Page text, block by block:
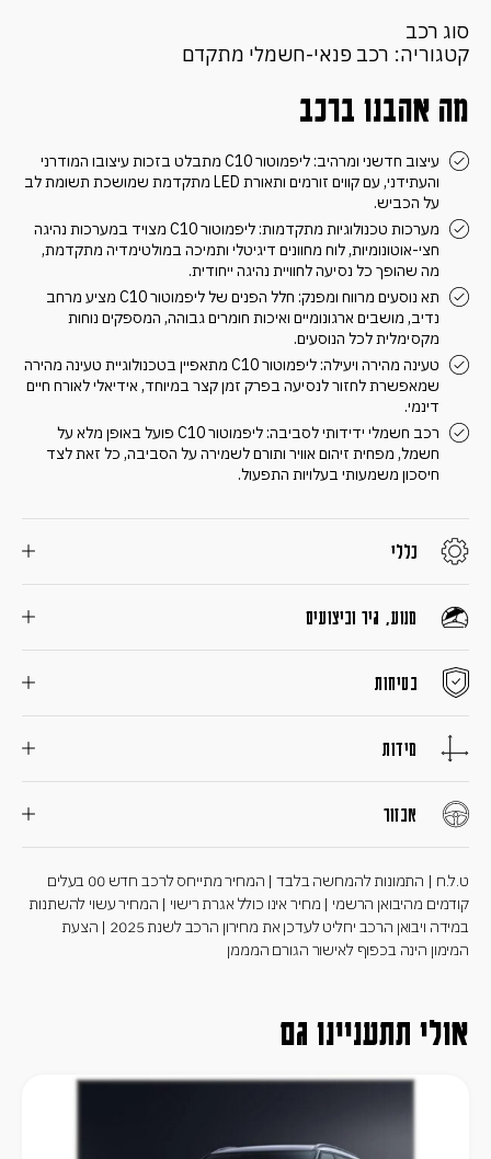
סוג רכב
קטגוריה: רכב פנאי-חשמלי מתקדם
מה אהבנו ברכב
עיצוב חדשני ומרהיב: ליפמוטור C10 מתבלט בזכות עיצובו המודרני
והעתידני, עם קווים זורמים ותאורת LED מתקדמת שמושכת תשומת לב
על הכביש.
מערכות טכנולוגיות מתקדמות: ליפמוטור C10 מצויד במערכות נהיגה
חצי-אוטונומיות, לוח מחוונים דיגיטלי ותמיכה במולטימדיה מתקדמת,
מה שהופך כל נסיעה לחוויית נהיגה ייחודית.
תא נוסעים מרווח ומפנק: חלל הפנים של ליפמוטור C10 מציע מרחב
נדיב, מושבים ארגונומיים ואיכות חומרים גבוהה, המספקים נוחות
מקסימלית לכל הנוסעים.
טעינה מהירה ויעילה: ליפמוטור C10 מתאפיין בטכנולוגיית טעינה מהירה
שמאפשרת לחזור לנסיעה בפרק זמן קצר במיוחד, אידיאלי לאורח חיים
דינמי.
רכב חשמלי ידידותי לסביבה: ליפמוטור C10 פועל באופן מלא על
חשמל, מפחית זיהום אוויר ותורם לשמירה על הסביבה, כל זאת לצד
חיסכון משמעותי בעלויות התפעול.
כללי
מנוע, גיר וביצועים
בטיחות
מידות
אבזור
ט.ל.ח | התמונות להמחשה בלבד | המחיר מתייחס לרכב חדש 00 בעלים
קודמים מהיבואן הרשמי | מחיר אינו כולל אגרת רישוי | המחיר עשוי להשתנות
במידה ויבואן הרכב יחליט לעדכן את מחירון הרכב לשנת 2025 | הצעת
המימון הינה בכפוף לאישור הגורם המממן
אולי תתעניינו גם